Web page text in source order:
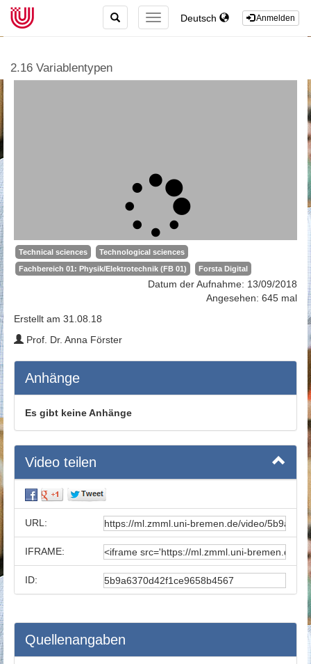
Anmelden
Deutsch
TOGGLE
NAVIGATION
TOGGLE
SEARCH
2.16 Variablentypen
Technical sciences
Technological sciences
Fachbereich 01: Physik/Elektrotechnik (FB 01)
Forsta Digital
Datum der Aufnahme: 13/09/2018
Angesehen: 645 mal
Erstellt am 31.08.18
Prof. Dr. Anna Förster
Anhänge
Es gibt keine Anhänge
Video teilen
URL:
IFRAME:
ID:
Quellenangaben